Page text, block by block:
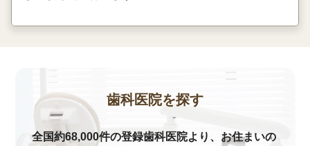
歯科医院を探す
全国約68,000件の登録歯科医院より、お住まいの